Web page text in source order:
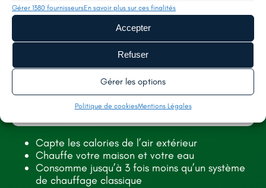
Gérer 1380 fournisseursEn savoir plus sur ces finalités
Accepter
Refuser
Gérer les options
Politique de cookiesMentions Légales
SERVICES AIDES
À PROPOS
NOS RÉALISATIONS
RECRUTEMENT
CONTACT
LÉGALES
Capte les calories de l’air extérieur
Chauffe votre maison et votre eau
Consomme jusqu’à 3 fois moins qu’un système
de chauffage classique